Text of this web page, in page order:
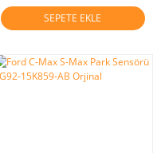
SEPETE EKLE